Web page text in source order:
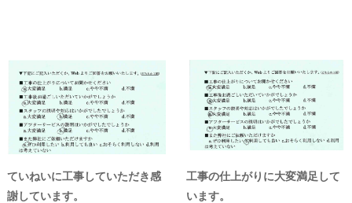
ていねいに工事していただき感
謝しています。
工事の仕上がりに大変満足して
います。